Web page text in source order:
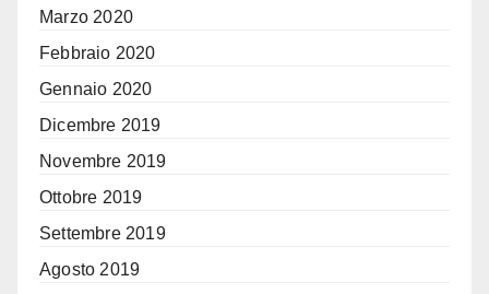
Marzo 2020
Febbraio 2020
Gennaio 2020
Dicembre 2019
Novembre 2019
Ottobre 2019
Settembre 2019
Agosto 2019